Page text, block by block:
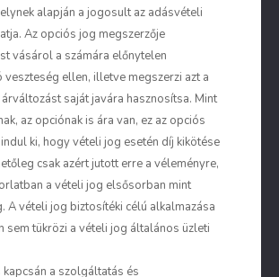
alapján a jogosult az adásvételi
Az opciós jog megszerzője
vásárol a számára előnytelen
ellen, illetve megszerzi azt a
saját javára hasznosítsa. Mint
az opciónak is ára van, ez az opciós
ki, hogy vételi jog esetén díj kikötése
csak azért jutott erre a véleményre,
a vételi jog elsősorban mint
A vételi jog biztosítéki célú alkalmazása
sem tükrözi a vételi jog általános üzleti
a szolgáltatás és